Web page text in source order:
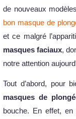
de nouveaux
bon masque de
et ce malgré
masques faciaux,
notre attention
Tout d’abord, pour
masques de
bouche. En effet,